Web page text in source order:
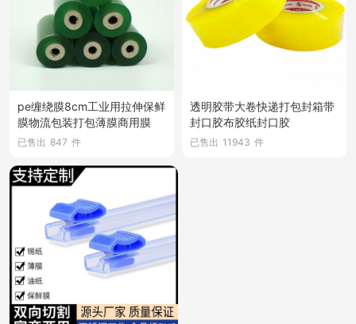
pe缠绕膜8cm工业用拉伸保鲜
膜物流包装打包薄膜商用膜
已售出 847 件
透明胶带大卷快递打包封箱带
封口胶布胶纸封口胶
已售出 11943 件